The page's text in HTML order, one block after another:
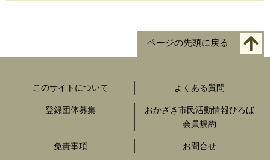
ページの先頭に戻る
このサイトについて よくある質問
登録団体募集
おかざき市民活動情報ひろば
会員規約
免責事項 お問合せ